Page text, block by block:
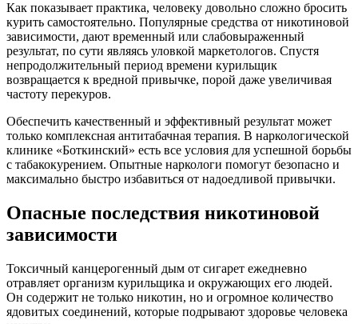
Как показывает практика, человеку довольно сложно бросить
курить самостоятельно. Популярные средства от никотиновой
зависимости, дают временный или слабовыраженный
результат, по сути являясь уловкой маркетологов. Спустя
непродолжительный период времени курильщик
возвращается к вредной привычке, порой даже увеличивая
частоту перекуров.
Обеспечить качественный и эффективный результат может
только комплексная антитабачная терапия. В наркологической
клинике «Боткинский» есть все условия для успешной борьбы
с табакокурением. Опытные наркологи помогут безопасно и
максимально быстро избавиться от надоедливой привычки.
Опасные последствия никотиновой
зависимости
Токсичный канцерогенный дым от сигарет ежедневно
отравляет организм курильщика и окружающих его людей.
Он содержит не только никотин, но и огромное количество
ядовитых соединений, которые подрывают здоровье человека